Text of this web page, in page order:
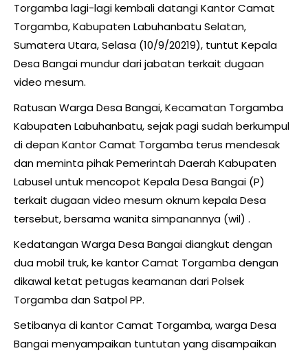
Torgamba lagi-lagi kembali datangi Kantor Camat
Torgamba, Kabupaten Labuhanbatu Selatan,
Sumatera Utara, Selasa (10/9/20219), tuntut Kepala
Desa Bangai mundur dari jabatan terkait dugaan
video mesum.
Ratusan Warga Desa Bangai, Kecamatan Torgamba
Kabupaten Labuhanbatu, sejak pagi sudah berkumpul
di depan Kantor Camat Torgamba terus mendesak
dan meminta pihak Pemerintah Daerah Kabupaten
Labusel untuk mencopot Kepala Desa Bangai (P)
terkait dugaan video mesum oknum kepala Desa
tersebut, bersama wanita simpanannya (wil) .
Kedatangan Warga Desa Bangai diangkut dengan
dua mobil truk, ke kantor Camat Torgamba dengan
dikawal ketat petugas keamanan dari Polsek
Torgamba dan Satpol PP.
Setibanya di kantor Camat Torgamba, warga Desa
Bangai menyampaikan tuntutan yang disampaikan